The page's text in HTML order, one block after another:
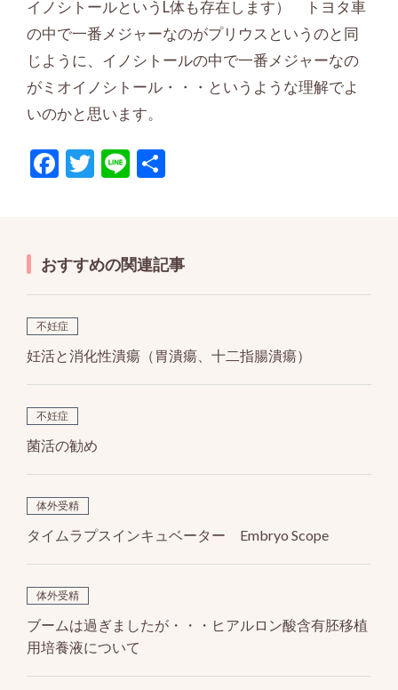
イノシトールというL体も存在します） トヨタ車
の中で一番メジャーなのがプリウスというのと同
じように、イノシトールの中で一番メジャーなの
がミオイノシトール・・・というような理解でよ
いのかと思います。
F
b
o
o
k
T
er
Li
おすすめの関連記事
不妊症
妊活と消化性潰瘍（胃潰瘍、十二指腸潰瘍）
不妊症
菌活の勧め
体外受精
タイムラプスインキュベーター Embryo Scope
体外受精
ブームは過ぎましたが・・・ヒアルロン酸含有胚移植
用培養液について